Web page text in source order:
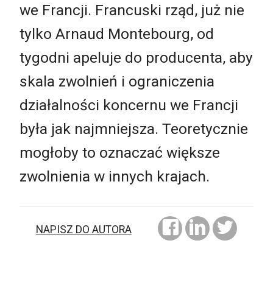
we Francji. Francuski rząd, już nie
tylko Arnaud Montebourg, od
tygodni apeluje do producenta, aby
skala zwolnień i ograniczenia
działalności koncernu we Francji
była jak najmniejsza. Teoretycznie
mogłoby to oznaczać większe
zwolnienia w innych krajach.
NAPISZ DO AUTORA